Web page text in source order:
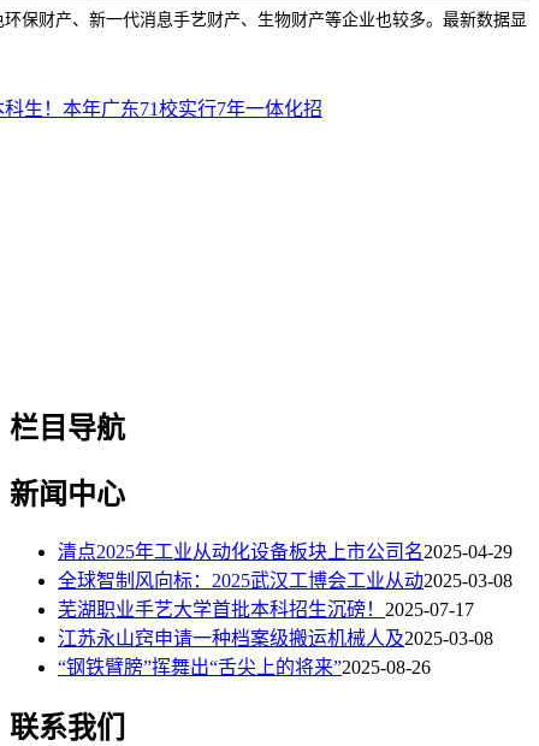
保财产、新一代消息手艺财产、生物财产等企业也较多。最新数据显
生！本年广东71校实行7年一体化招
栏目导航
新闻中心
清点2025年工业从动化设备板块上市公司名2025-04-29
全球智制风向标：2025武汉工博会工业从动2025-03-08
芜湖职业手艺大学首批本科招生沉磅！ 2025-07-17
江苏永山窍申请一种档案级搬运机械人及2025-03-08
“钢铁臂膀”挥舞出“舌尖上的将来”2025-08-26
联系我们